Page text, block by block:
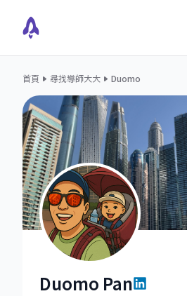
首頁 尋找導師大大 Duomo
Duomo Pan|Senior
Duomo Pan